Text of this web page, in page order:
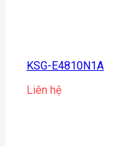
KSG-E4810N1A
Liên hệ